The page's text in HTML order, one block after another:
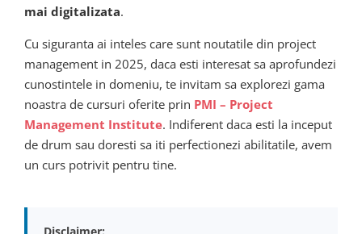
mai digitalizata.
Cu siguranta ai inteles care sunt noutatile din project
management in 2025, daca esti interesat sa aprofundezi
cunostintele in domeniu, te invitam sa explorezi gama
noastra de cursuri oferite prin PMI – Project
Management Institute. Indiferent daca esti la inceput
de drum sau doresti sa iti perfectionezi abilitatile, avem
un curs potrivit pentru tine.